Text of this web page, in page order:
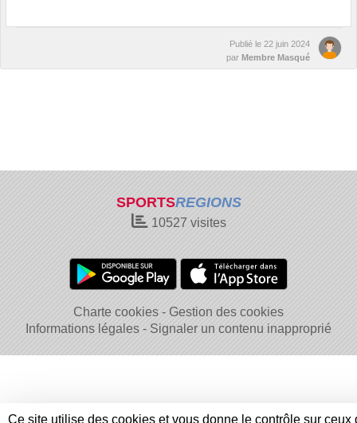
Publié le 22 juin 2024
par Membre Masqué
SPORTSREGIONS
10527 visites
Charte cookies
Gestion des cookies
Informations légales
Signaler un contenu inapproprié
Ce site utilise des cookies et vous donne le contrôle sur ceux